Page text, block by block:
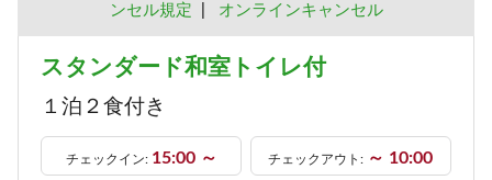
ンセル規定
オンラインキャンセル
スタンダード和室トイレ付
１泊２食付き
チェックイン: 15:00 ～ チェックアウト: ～ 10:00